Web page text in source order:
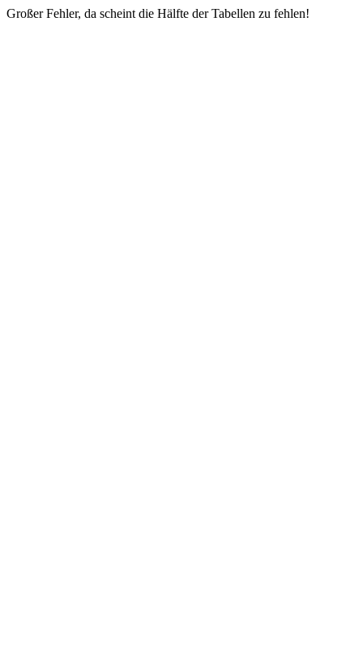
Großer Fehler, da scheint die Hälfte der Tabellen zu fehlen!